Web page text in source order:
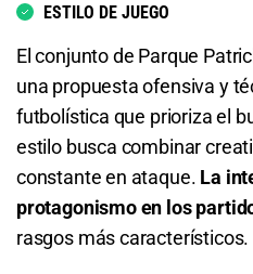
17.00 S/
Total de Goles - Menos de 4.5
Total de Tarjetas - Menos de 0.5
Total de Goles - Más de 2.5
S/
Total de Goles - Menos de 2.5
1.47 S/
ESTILO DE JUEGO
El conjunto de Parque
una propuesta ofensiva y
futbolística que prioriza el
estilo busca combinar
constante en ataque. La
protagonismo en los
rasgos más característicos.